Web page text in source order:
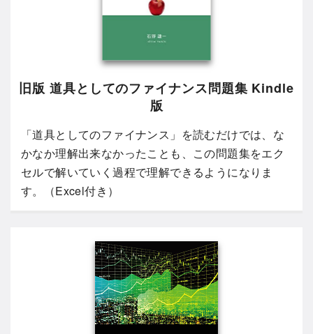
旧版 道具としてのファイナンス問題集 Kindle
版
「道具としてのファイナンス」を読むだけでは、な
かなか理解出来なかったことも、この問題集をエク
セルで解いていく過程で理解できるようになりま
す。（Excel付き）